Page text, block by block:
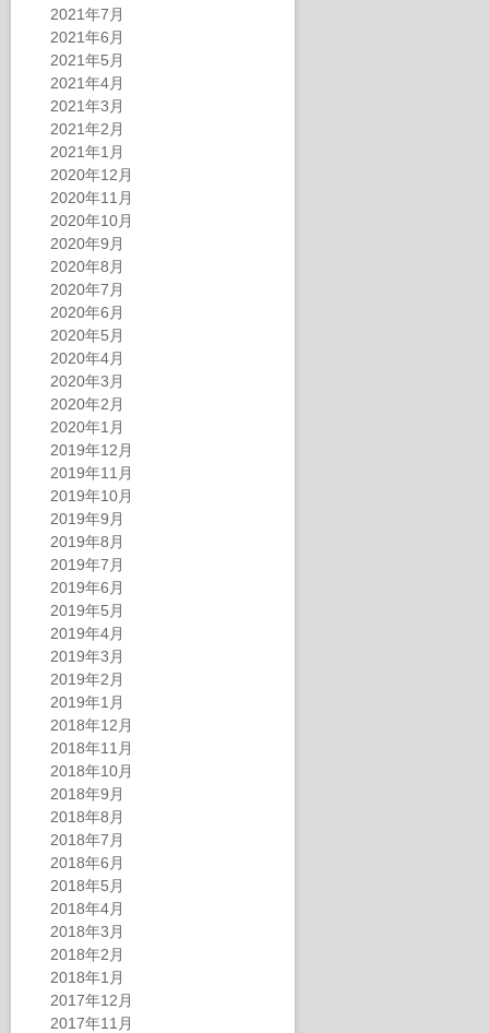
2021年7月
2021年6月
2021年5月
2021年4月
2021年3月
2021年2月
2021年1月
2020年12月
2020年11月
2020年10月
2020年9月
2020年8月
2020年7月
2020年6月
2020年5月
2020年4月
2020年3月
2020年2月
2020年1月
2019年12月
2019年11月
2019年10月
2019年9月
2019年8月
2019年7月
2019年6月
2019年5月
2019年4月
2019年3月
2019年2月
2019年1月
2018年12月
2018年11月
2018年10月
2018年9月
2018年8月
2018年7月
2018年6月
2018年5月
2018年4月
2018年3月
2018年2月
2018年1月
2017年12月
2017年11月